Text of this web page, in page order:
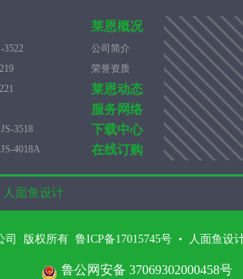
3518
4018A
莱恩概况
公司简介
荣誉资质
莱恩动态
服务网络
下载中心
在线订购
人面鱼设计
司 版权所有 鲁ICP备17015745号 • 人面鱼设
鲁公网安备 37069302000458号